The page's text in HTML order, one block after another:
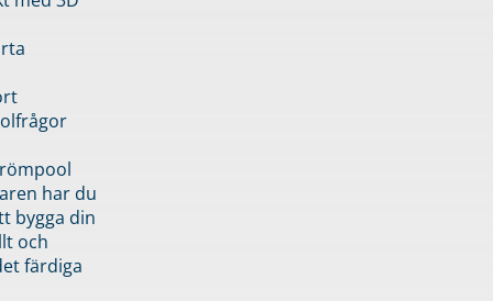
har du
bygga din
och
färdiga